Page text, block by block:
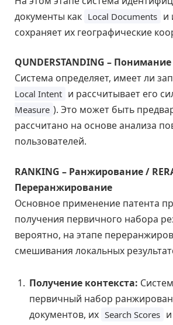
документы как Local Documents и
сохраняет их географические
QUNDERSTANDING –
Система определяет, имеет ли
Local Intent и рассчитывает его
Measure ). Это может быть
рассчитано на основе анализа
пользователей.
RANKING – Ранжирование /
Переранжирование
Основное применение патента
получения первичного набора
вероятно, на этапе
смешивания локальных
Получение контекста:
первичный набор
документов, их Search Scores и